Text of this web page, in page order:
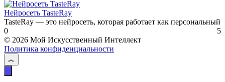
Нейросеть TasteRay
TasteRay — это нейросеть, которая работает как персональный
0
5
© 2026 Мой Искусственный Интеллект
Политика конфиденциальности